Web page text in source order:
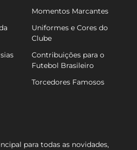
Momentos Marcantes
Uniformes e Cores do
Clube
Contribuições para o
Futebol Brasileiro
Torcedores Famosos
para todas as novidades,